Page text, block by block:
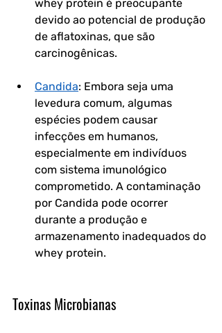
whey protein é preocupante
devido ao potencial de produção
de aflatoxinas, que são
carcinogênicas.
Candida: Embora seja uma
levedura comum, algumas
espécies podem causar
infecções em humanos,
especialmente em indivíduos
com sistema imunológico
comprometido. A contaminação
por Candida pode ocorrer
durante a produção e
armazenamento inadequados do
whey protein.
Toxinas Microbianas